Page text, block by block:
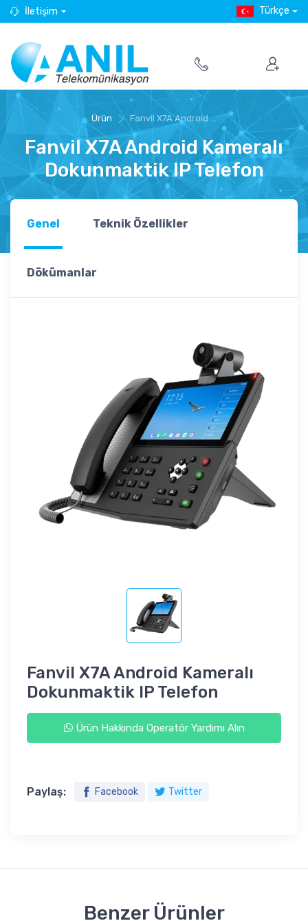
İletişim Türkçe
Ürün Fanvil X7A Android ...
Fanvil X7A Android Kameralı
Dokunmaktik IP Telefon
Genel Teknik Özellikler
Dökümanlar
Fanvil X7A Android Kameralı
Dokunmaktik IP Telefon
Ürün Hakkında Operatör Yardımı Alın
Paylaş: Facebook Twitter
Benzer Ürünler